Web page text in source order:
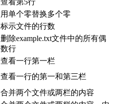
查看第5行
用单个零替换多个零
标示文件的行数
删除example.txt文件中的所有偶
数行
查看一行第一栏
查看一行的第一和第三栏
合并两个文件或两栏的内容